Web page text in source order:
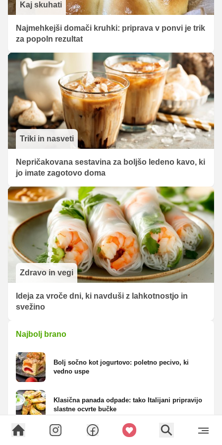
Kaj skuhati
Najmehkejši domači kruhki: priprava v ponvi je trik
za popoln rezultat
Triki in nasveti
Nepričakovana sestavina za boljšo ledeno kavo, ki
jo imate zagotovo doma
Zdravo in vegi
Ideja za vroče dni, ki navduši z lahkotnostjo in
svežino
Najbolj brano
Bolj sočno kot jogurtovo: poletno pecivo, ki
vedno uspe
Klasična panada odpade: tako Italijani pripravijo
slastne ocvrte bučke
Najmehkejši domači kruhki: priprava v ponvi je